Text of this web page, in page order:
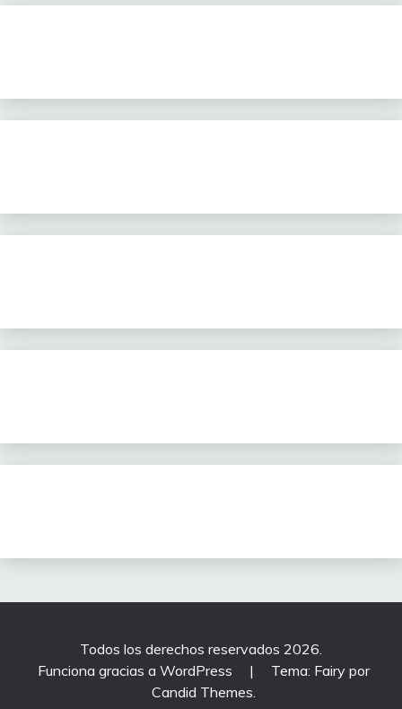
Todos los derechos reservados 2026.
Funciona gracias a WordPress
|
Tema: Fairy por
Candid Themes